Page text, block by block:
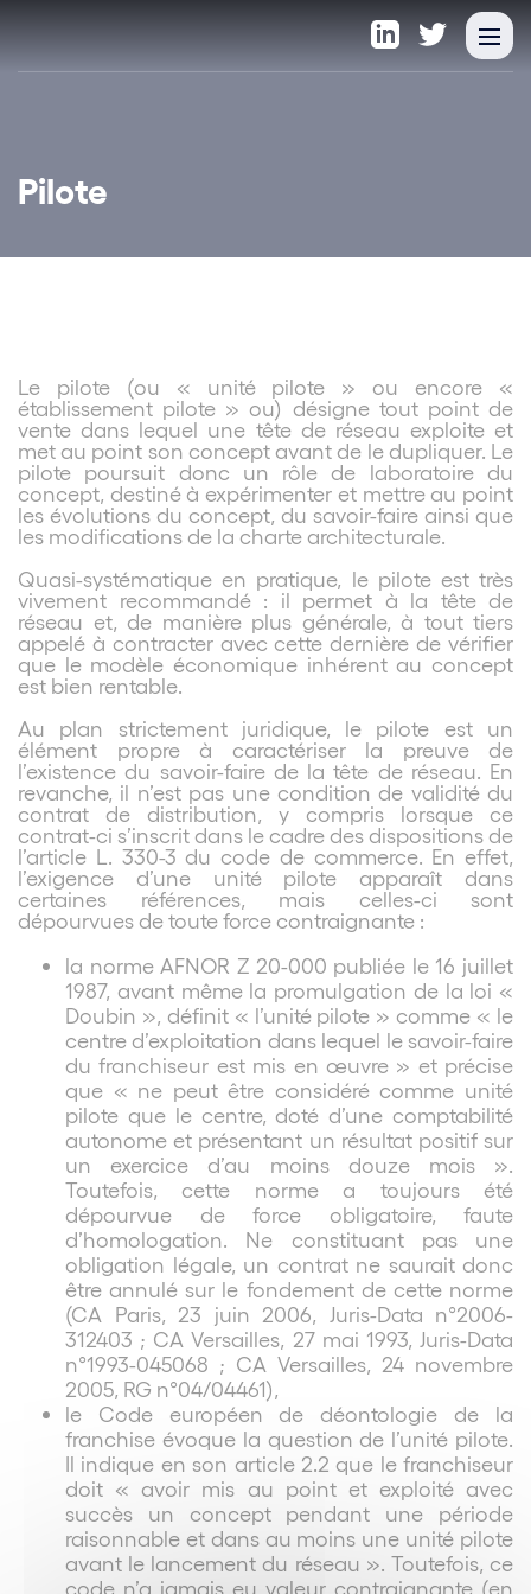
Pilote
Le pilote (ou « unité pilote » ou encore «
établissement pilote » ou) désigne tout point de
vente dans lequel une tête de réseau exploite et
met au point son concept avant de le dupliquer. Le
pilote poursuit donc un rôle de laboratoire du
concept, destiné à expérimenter et mettre au point
les évolutions du concept, du savoir-faire ainsi que
les modifications de la charte architecturale.
Quasi-systématique en pratique, le pilote est très
vivement recommandé : il permet à la tête de
réseau et, de manière plus générale, à tout tiers
appelé à contracter avec cette dernière de vérifier
que le modèle économique inhérent au concept
est bien rentable.
Au plan strictement juridique, le pilote est un
élément propre à caractériser la preuve de
l’existence du savoir-faire de la tête de réseau. En
revanche, il n’est pas une condition de validité du
contrat de distribution, y compris lorsque ce
contrat-ci s’inscrit dans le cadre des dispositions de
l’article L. 330-3 du code de commerce. En effet,
l’exigence d’une unité pilote apparaît dans
certaines références, mais celles-ci sont
dépourvues de toute force contraignante :
la norme AFNOR Z 20-000 publiée le 16 juillet
1987, avant même la promulgation de la loi «
Doubin », définit « l’unité pilote » comme « le
centre d’exploitation dans lequel le savoir-faire
du franchiseur est mis en œuvre » et précise
que « ne peut être considéré comme unité
pilote que le centre, doté d’une comptabilité
autonome et présentant un résultat positif sur
un exercice d’au moins douze mois ».
Toutefois, cette norme a toujours été
dépourvue de force obligatoire, faute
d’homologation. Ne constituant pas une
obligation légale, un contrat ne saurait donc
être annulé sur le fondement de cette norme
(CA Paris, 23 juin 2006, Juris-Data n°2006-
312403 ; CA Versailles, 27 mai 1993, Juris-Data
n°1993-045068 ; CA Versailles, 24 novembre
2005, RG n°04/04461),
le Code européen de déontologie de la
franchise évoque la question de l’unité pilote.
Il indique en son article 2.2 que le franchiseur
doit « avoir mis au point et exploité avec
succès un concept pendant une période
raisonnable et dans au moins une unité pilote
avant le lancement du réseau ». Toutefois, ce
code n’a jamais eu valeur contraignante (en